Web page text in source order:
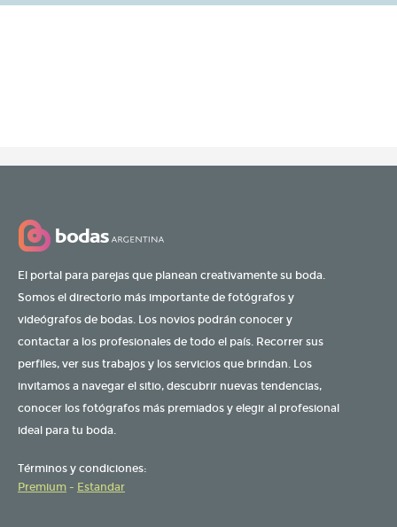
El portal para parejas que planean creativamente su boda.
Somos el directorio más importante de fotógrafos y
videógrafos de bodas. Los novios podrán conocer y
contactar a los profesionales de todo el país. Recorrer sus
perfiles, ver sus trabajos y los servicios que brindan. Los
invitamos a navegar el sitio, descubrir nuevas tendencias,
conocer los fotógrafos más premiados y elegir al profesional
ideal para tu boda.
Términos y condiciones:
Premium - Estandar